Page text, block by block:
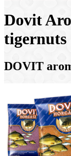
Dovit
tigernuts
DOVIT